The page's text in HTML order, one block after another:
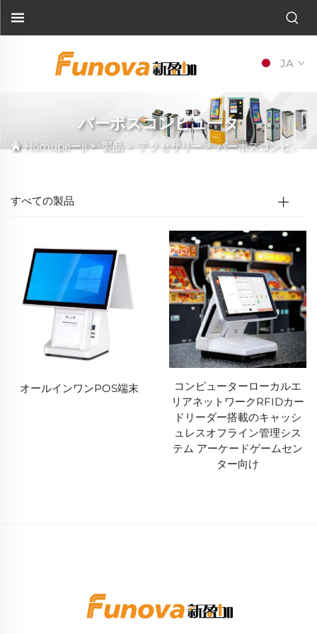
JA
バーポスコンピュータ
Hōmupeーji>製品>アクセサリー>バーポスコンピュータ
すべての製品
オールインワンPOS端末
コンピューターローカルエ
リアネットワークRFIDカー
ドリーダー搭載のキャッシ
ュレスオフライン管理シス
テム アーケードゲームセン
ター向け